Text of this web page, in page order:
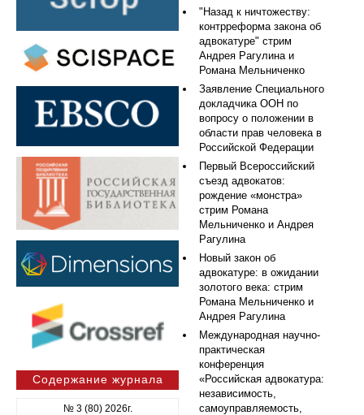
Содержание журнала
№ 3 (80) 2026г.
"Назад к ничтожеству:
контрреформа закона об
адвокатуре" стрим
Андрея Рагулина и
Романа Мельниченко
Заявление Специального
докладчика ООН по
вопросу о положении в
области прав человека в
Российской Федерации
Первый Всероссийский
съезд адвокатов:
рождение «монстра»
стрим Романа
Мельниченко и Андрея
Рагулина
Новый закон об
адвокатуре: в ожидании
золотого века: стрим
Романа Мельниченко и
Андрея Рагулина
Международная научно-
практическая
конференция
«Российская адвокатура:
независимость,
самоуправляемость,